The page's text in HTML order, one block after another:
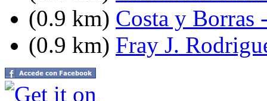
(0.9 km) Costa y Borras
(0.9 km) Fray J.